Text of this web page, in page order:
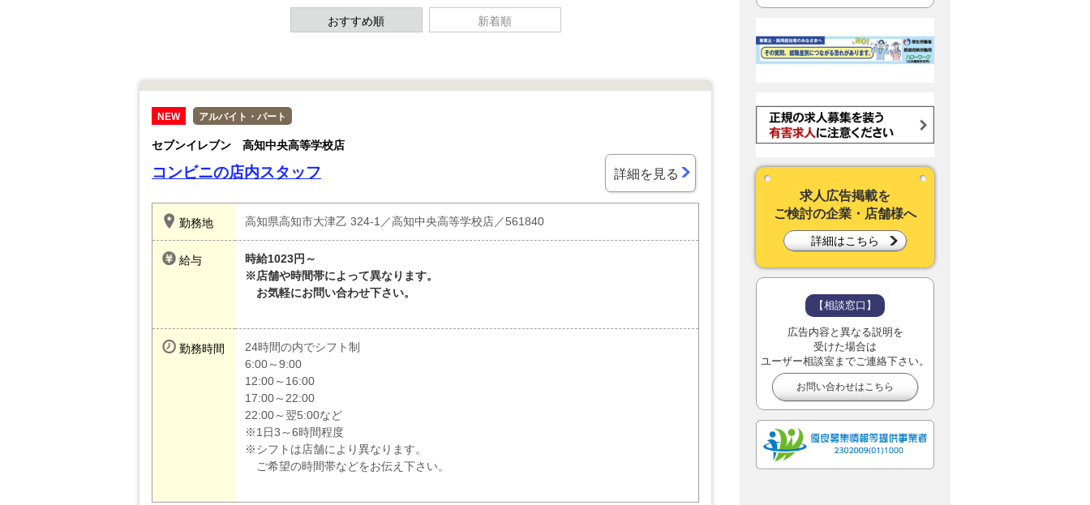
おすすめ順 新着順
NEW アルバイト・パート
セブンイレブン 高知中央高等学校店
コンビニの店内スタッフ
勤務地 高知県高知市大津乙 324-1／高知中央高等学校店／561840
給与
時給1023円～
※店舗や時間帯によって異なります。
お気軽にお問い合わせ下さい。
勤務時間
24時間の内でシフト制
6:00～9:00
12:00～16:00
17:00～22:00
22:00～翌5:00など
※1日3～6時間程度
※シフトは店舗により異なります。
ご希望の時間帯などをお伝え下さい。
詳細を見る
求人広告掲載を
ご検討の企業・店舗様へ
詳細はこちら
【相談窓口】
広告内容と異なる説明を
受けた場合は
ユーザー相談室までご連絡下さい。
お問い合わせはこちら